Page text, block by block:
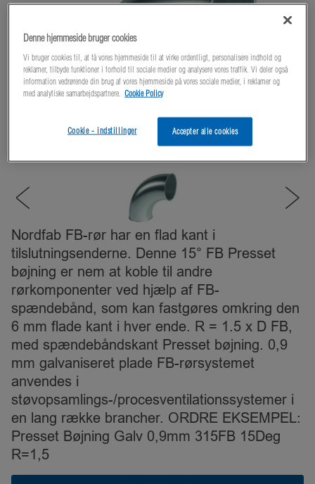
Nordfab FB-rør har en flad kant i
tilslutningsenderne. Denne 15° FB Presset
bøjning er nem at koble til andre
rørkomponenter ved hjælp af FB-
spændebånd, som kan fastgøres omkring den
6 mm flade kant i hver ende. R = 1.5 x D FB,
med spændebåndskant Presset bøjning. 0,9
mm galvaniseret plade FB-rørsystemet
anvendes i
støvopsamlings-/procesventilationssystemer i
en lang række brancher. ORDRE EKSEMPEL:
Presset Bøjning Galv 0,9mm 315FB 15Deg
R=1,5
Denne hjemmeside bruger cookies
Vi bruger cookies til, at få vores hjemmeside til at virke ordentligt, personalisere indhold og
reklamer, tilbyde funktioner i forhold til sociale medier og analysere vores traffik. Vi deler også
information vedrørende din brug af vores hjemmeside på vores sociale medier, i reklamer og
med analytiske samarbejdspartnere. Cookie Policy
Accepter alle cookies
Cookie - indstillinger